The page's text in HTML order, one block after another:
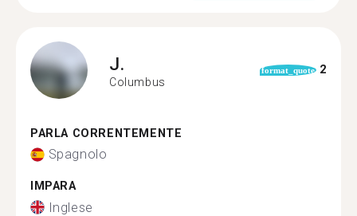
J.
Columbus
format_quote 2
PARLA CORRENTEMENTE
Spagnolo
IMPARA
Inglese